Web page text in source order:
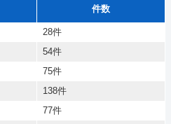
件数
28件
54件
75件
138件
77件